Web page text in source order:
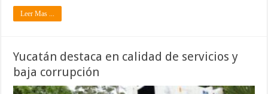
Leer Mas ...
Yucatán destaca en calidad de servicios y
baja corrupción